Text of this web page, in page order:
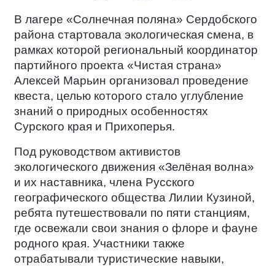
В лагере «Солнечная поляна» Сердобского
района стартовала экологическая смена, в
рамках которой региональный координатор
партийного проекта «Чистая страна»
Алексей Марьин организовал проведение
квеста, целью которого стало углубление
знаний о природных особенностях
Сурского края и Прихоперья.
Под руководством активистов
экологического движения «Зелёная волна»
и их наставника, члена Русского
географического общества Лилии Кузиной,
ребята путешествовали по пяти станциям,
где освежали свои знания о флоре и фауне
родного края. Участники также
отрабатывали туристические навыки,